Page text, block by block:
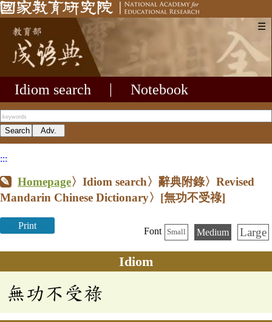
☰
Idiom search Notebook
:::
Homepage〉Idiom search〉辭典附錄〉Revised
Mandarin Chinese Dictionary〉 [無功不受祿]
Print
Font Small Medium Large
Idiom
無功不受祿